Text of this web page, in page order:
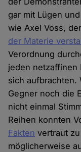
gar mit Lügen
wie Axel Voss, der
der Materie
Verordnung
jeden netzaffinen
sich aufbrachten.
Gegner noch die
nicht einmal
Reihen konnten
Fakten vertraut
möglicherweise